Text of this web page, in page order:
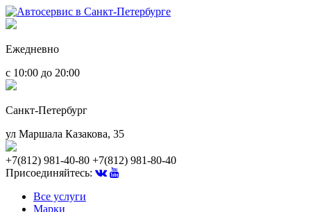
Ежедневно
с 10:00 до 20:00
Санкт-Петербург
ул Маршала Казакова, 35
+7(812) 981-40-80 +7(812) 981-80-40
Присоединяйтесь:
Все услуги
Марки